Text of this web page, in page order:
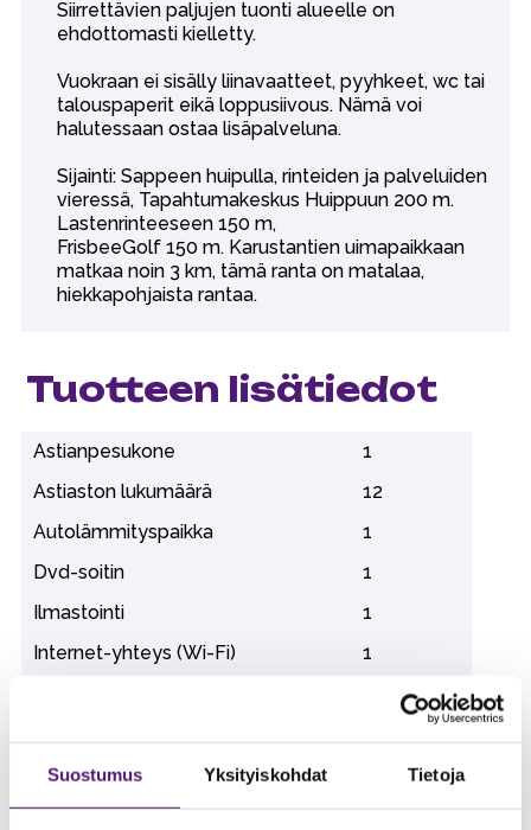
Suostumus Yksityiskohdat Tietoja
Siirrettävien paljujen tuonti alueelle on
ehdottomasti kielletty.
Vuokraan ei sisälly liinavaatteet, pyyhkeet, wc tai
talouspaperit eikä loppusiivous. Nämä voi
halutessaan ostaa lisäpalveluna.
Sijainti: Sappeen huipulla, rinteiden ja palveluiden
vieressä, Tapahtumakeskus Huippuun 200 m.
Lastenrinteeseen 150 m,
FrisbeeGolf 150 m. Karustantien uimapaikkaan
matkaa noin 3 km, tämä ranta on matalaa,
hiekkapohjaista rantaa.
Tuotteen lisätiedot
Astianpesukone
1
Astiaston lukumäärä
12
Autolämmityspaikka
1
Dvd-soitin
1
Ilmastointi
1
Internet-yhteys (Wi-Fi)
1
Kahvinkeitin
Kuivauskaappi
1